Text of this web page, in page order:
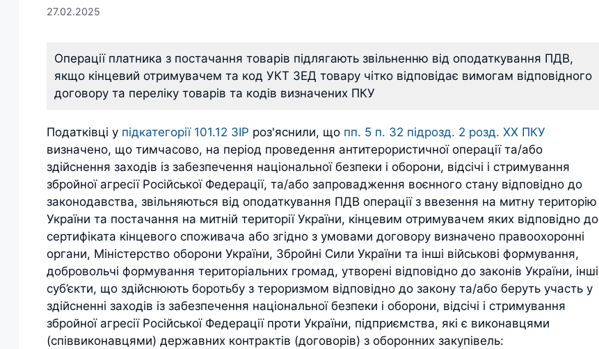
27.02.2025
Операції платника з постачання товарів підлягають звільненню від оподаткування ПДВ,
якщо кінцевий отримувачем та код УКТ ЗЕД товару чітко відповідає вимогам відповідного
договору та переліку товарів та кодів визначених ПКУ
Податківці у підкатегорії 101.12 ЗІР роз'яснили, що пп. 5 п. 32 підрозд. 2 розд. ХХ ПКУ
визначено, що тимчасово, на період проведення антитерористичної операції та/або
здійснення заходів із забезпечення національної безпеки і оборони, відсічі і стримування
збройної агресії Російської Федерації, та/або запровадження воєнного стану відповідно до
законодавства, звільняються від оподаткування ПДВ операції з ввезення на митну територію
України та постачання на митній території України, кінцевим отримувачем яких відповідно до
сертифіката кінцевого споживача або згідно з умовами договору визначено правоохоронні
органи, Міністерство оборони України, Збройні Сили України та інші військові формування,
добровольчі формування територіальних громад, утворені відповідно до законів України, інші
суб’єкти, що здійснюють боротьбу з тероризмом відповідно до закону та/або беруть участь у
здійсненні заходів із забезпечення національної безпеки і оборони, відсічі і стримування
збройної агресії Російської Федерації проти України, підприємства, які є виконавцями
(співвиконавцями) державних контрактів (договорів) з оборонних закупівель: